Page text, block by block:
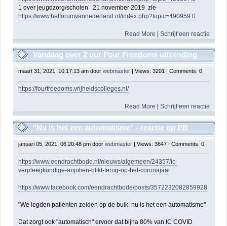
1 over jeugdzorg/scholen 21 november 2019 zie
https://www.hetforumvannederland.nl/index.php?topic=490959.0
Read More |Schrijf een reactie
Vandaag over 2 uur Four Freedoms uitzending
maart 31, 2021, 10:17:13 am door webmaster| Views: 3201 | Comments: 0
https://fourfreedoms.vrijheidscolleges.nl/
Read More |Schrijf een reactie
"Nu is het een automatisme" - reactie op EB
30122020 Anjolien Koopman
januari 05, 2021, 06:20:48 pm door webmaster| Views: 3647 | Comments: 0
https://www.eendrachtbode.nl/nieuws/algemeen/24357/ic-
verpleegkundige-anjolien-blikt-terug-op-het-coronajaar
https://www.facebook.com/eendrachtbode/posts/3572232082859928
"We legden patienten zelden op de buik, nu is het een automatisme"
Dat zorgt ook "automatisch" ervoor dat bijna 80% van IC COVID